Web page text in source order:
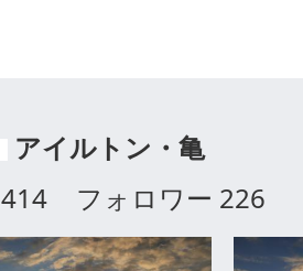
アイルトン・亀
414
フォロワー 226